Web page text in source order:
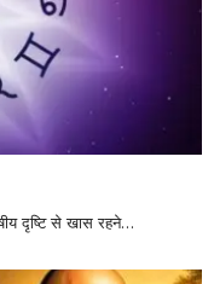
दृष्टि से खास रहने…